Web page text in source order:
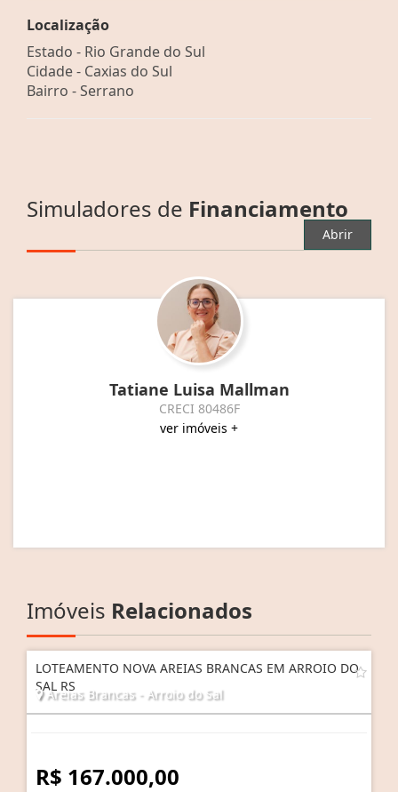
Localização
Estado - Rio Grande do Sul
Cidade - Caxias do Sul
Bairro -Serrano
Simuladores de Financiamento
Abrir
Tatiane Luisa Mallman
CRECI 80486F
ver imóveis +
Imóveis Relacionados
LOTEAMENTO NOVA AREIAS BRANCAS EM ARROIO DO
SAL RS
Areias Brancas - Arroio do Sal
R$ 167.000,00